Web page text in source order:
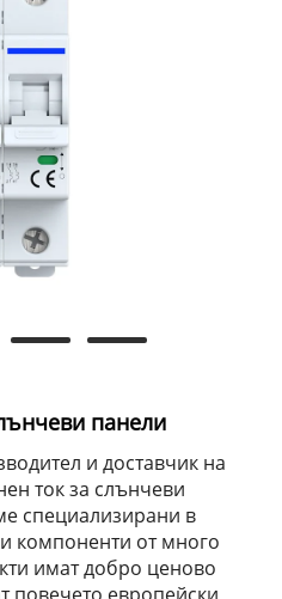
панели
и доставчик на
ток за слънчеви
специализирани в
компоненти от много
имат добро ценово